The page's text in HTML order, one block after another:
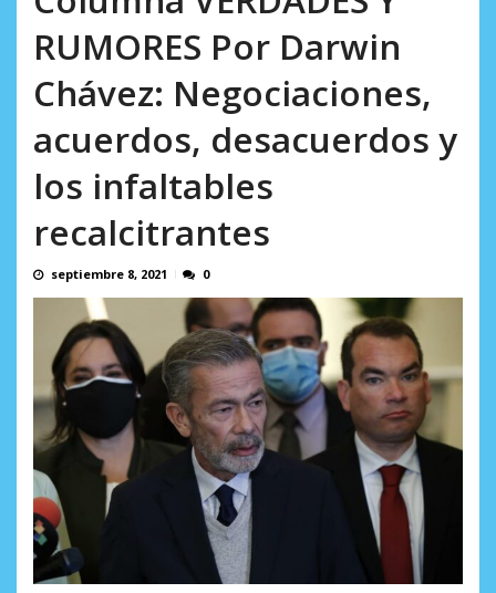
RUMORES Por Darwin
Chávez: Negociaciones,
acuerdos, desacuerdos y
los infaltables
recalcitrantes
septiembre 8, 2021 0